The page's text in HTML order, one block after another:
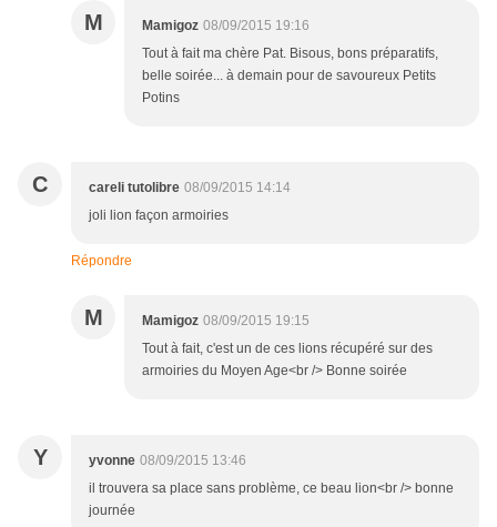
M Mamigoz 08/09/2015 19:16
Tout à fait ma chère Pat. Bisous, bons préparatifs,
belle soirée... à demain pour de savoureux Petits
Potins
C careli tutolibre 08/09/2015 14:14
joli lion façon armoiries
Répondre
M Mamigoz 08/09/2015 19:15
Tout à fait, c'est un de ces lions récupéré sur des
armoiries du Moyen Age<br /> Bonne soirée
Y yvonne 08/09/2015 13:46
il trouvera sa place sans problème, ce beau lion<br /> bonne
journée